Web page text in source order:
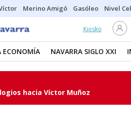
Merino Amigó Gasóleo Nivel
Kiosko
ECONOMÍA NAVARRA SIGLO XXI
hacia Víctor Muñoz